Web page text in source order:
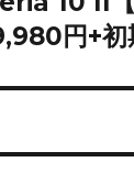
円+初